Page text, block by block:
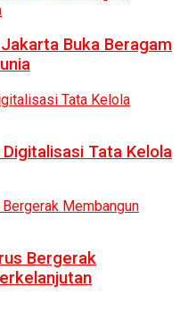
Buka Beragam
Tata Kelola
Bergerak